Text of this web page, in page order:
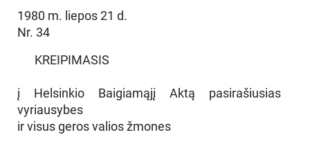
1980 m. liepos 21 d.
Nr. 34
KREIPIMASIS
į Helsinkio Baigiamąjį Aktą pasirašiusias
vyriausybes
ir visus geros valios žmones